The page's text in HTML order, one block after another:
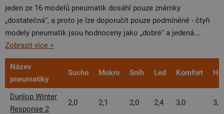
jeden ze 16 modelů pneumatik dosáhl pouze známky
„dostatečná“, a proto je lze doporučit pouze podmíněně - čtyři
modely pneumatik jsou hodnoceny jako „dobré“ a jedená...
Zobrazit více >
Název
pneumatiky
Sucho Mokro Sníh Led Komfort
Dunlop Winter
Response 2
2,0 2,1 2,0 2,4 3,0 3,0